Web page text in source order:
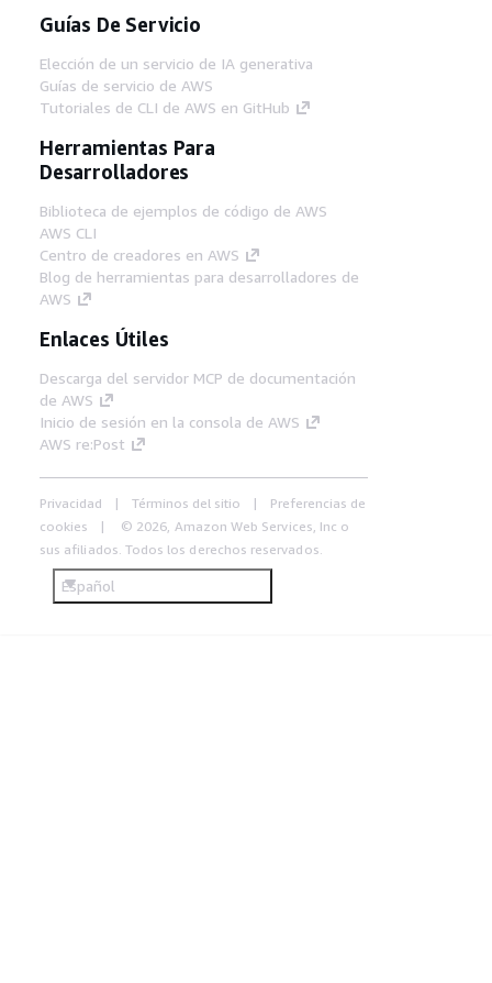
Guías De Servicio
Elección de un servicio de IA generativa
Guías de servicio de AWS
Tutoriales de CLI de AWS en GitHub
Herramientas Para
Desarrolladores
Biblioteca de ejemplos de código de AWS
AWS CLI
Centro de creadores en AWS
Blog de herramientas para desarrolladores de
AWS
Enlaces Útiles
Descarga del servidor MCP de documentación
de AWS
Inicio de sesión en la consola de AWS
AWS re:Post
Privacidad Términos del sitio
Preferencias de
cookies
© 2026, Amazon Web Services, Inc o
sus afiliados. Todos los derechos reservados.
Español